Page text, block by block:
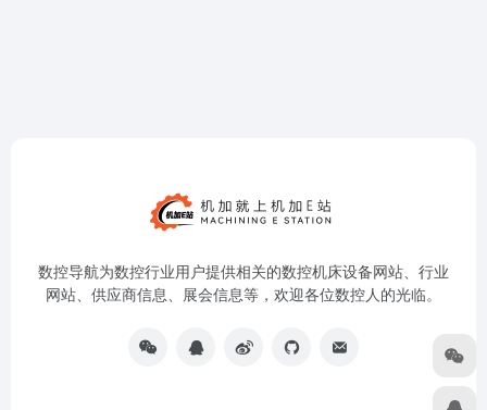
数控导航为数控行业用户提供相关的数控机床设备网站、行业
网站、供应商信息、展会信息等，欢迎各位数控人的光临。